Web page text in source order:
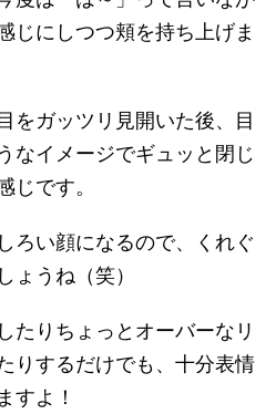
じにしつつ頬を持ち上げま
をガッツリ見開いた後、目
なイメージでギュッと閉じ
じです。
ろい顔になるので、くれぐ
ょうね（笑）
たりちょっとオーバーなリ
りするだけでも、十分表情
すよ！